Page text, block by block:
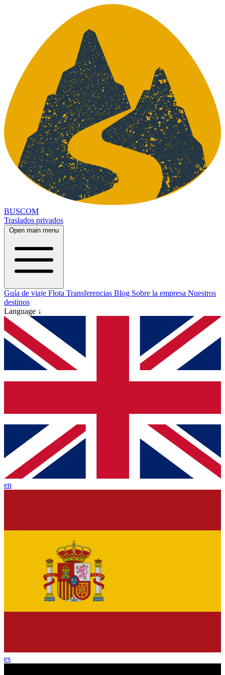
BUSCOM
Traslados privados
Open main menu
Guía de viaje Flota Transferencias Blog Sobre la empresa Nuestros
destinos
Language ↓
en
es